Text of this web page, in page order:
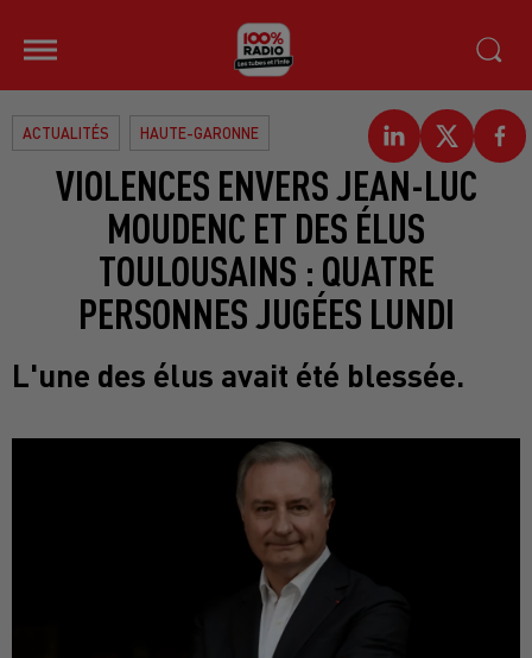
ACTUALITÉS HAUTE-GARONNE
VIOLENCES ENVERS JEAN-LUC
MOUDENC ET DES ÉLUS
TOULOUSAINS : QUATRE
PERSONNES JUGÉES LUNDI
L'une des élus avait été blessée.